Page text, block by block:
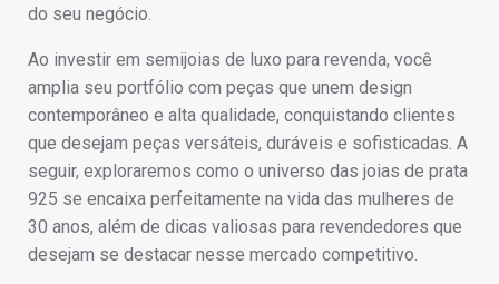
do seu negócio.
Ao investir em semijoias de luxo para revenda, você
amplia seu portfólio com peças que unem design
contemporâneo e alta qualidade, conquistando clientes
que desejam peças versáteis, duráveis e sofisticadas. A
seguir, exploraremos como o universo das joias de prata
925 se encaixa perfeitamente na vida das mulheres de
30 anos, além de dicas valiosas para revendedores que
desejam se destacar nesse mercado competitivo.